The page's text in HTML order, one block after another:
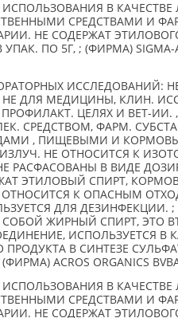
В КАЧЕСТВЕ
СРЕДСТВАМИ И
НЕ СОДЕРЖАТ ЭТИЛОВОГО
ПО 5Г, ; (ФИРМА) SIGMA-
ИССЛЕДОВАНИЙ:
НЕ ДЛЯ МЕДИЦИНЫ, КЛИН.
ЦЕЛЯХ И ВЕТ-ИИ.
СРЕДСТВОМ, ФАРМ.
, ПИЩЕВЫМИ И
НЕ ОТНОСИТСЯ К
РАСФАСОВАНЫ В ВИДЕ
ЭТИЛОВЫЙ СПИРТ,
К ОПАСНЫМ
ДЛЯ ДЕЗИНФЕКЦИИ. ;
СОБОЙ ЖИРНЫЙ СПИРТ, ЭТО
ИСПОЛЬЗУЕТСЯ В
В СИНТЕЗЕ
ACROS ORGANICS
В КАЧЕСТВЕ
СРЕДСТВАМИ И
НЕ СОДЕРЖАТ